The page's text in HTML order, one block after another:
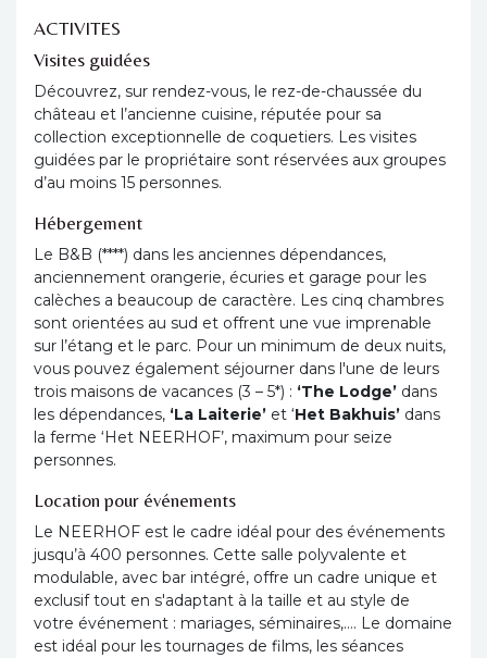
ACTIVITES
Visites guidées
Découvrez, sur rendez-vous, le rez-de-chaussée du
château et l’ancienne cuisine, réputée pour sa
collection exceptionnelle de coquetiers. Les visites
guidées par le propriétaire sont réservées aux groupes
d’au moins 15 personnes.
Hébergement
Le B&B (****) dans les anciennes dépendances,
anciennement orangerie, écuries et garage pour les
calèches a beaucoup de caractère. Les cinq chambres
sont orientées au sud et offrent une vue imprenable
sur l’étang et le parc. Pour un minimum de deux nuits,
vous pouvez également séjourner dans l'une de leurs
trois maisons de vacances (3 – 5*) : ‘The Lodge’ dans
les dépendances, ‘La Laiterie’ et ‘Het Bakhuis’ dans
la ferme ‘Het NEERHOF’, maximum pour seize
personnes.
Location pour événements
Le NEERHOF est le cadre idéal pour des événements
jusqu’à 400 personnes. Cette salle polyvalente et
modulable, avec bar intégré, offre un cadre unique et
exclusif tout en s'adaptant à la taille et au style de
votre événement : mariages, séminaires,…. Le domaine
est idéal pour les tournages de films, les séances